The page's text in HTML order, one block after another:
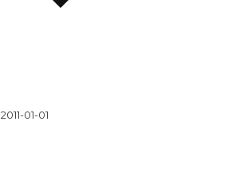
2011-01-01